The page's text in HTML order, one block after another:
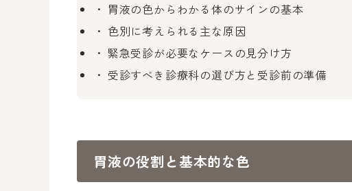
胃液の色からわかる体のサインの基本
色別に考えられる主な原因
緊急受診が必要なケースの見分け方
受診すべき診療科の選び方と受診前の準備
胃液の役割と基本的な色